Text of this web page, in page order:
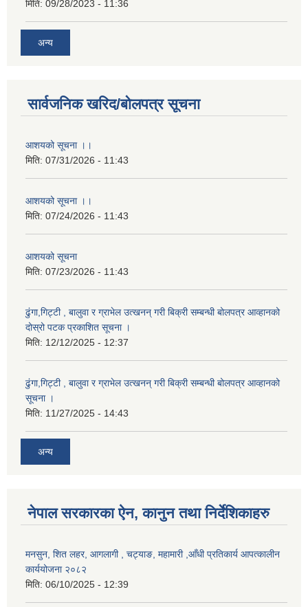
मिति: 09/28/2023 - 11:36
अन्य
सार्वजनिक खरिद/बोलपत्र सूचना
आशयको सूचना ।।
मिति: 07/31/2026 - 11:43
आशयको सूचना ।।
मिति: 07/24/2026 - 11:43
आशयको सूचना
मिति: 07/23/2026 - 11:43
ढुंगा,गिट्टी , बालुवा र ग्राभेल उत्खनन् गरी बिक्री सम्बन्धी बोलपत्र आव्हानको
दोस्रो पटक प्रकाशित सूचना ।
मिति: 12/12/2025 - 12:37
ढुंगा,गिट्टी , बालुवा र ग्राभेल उत्खनन् गरी बिक्री सम्बन्धी बोलपत्र आव्हानको
सूचना ।
मिति: 11/27/2025 - 14:43
अन्य
नेपाल सरकारका ऐन, कानुन तथा निर्देशिकाहरु
मनसुन, शित लहर, आगलागी , चट्याङ, महामारी ,आँधी प्रतिकार्य आपत्कालीन
कार्ययोजना २०८२
मिति: 06/10/2025 - 12:39